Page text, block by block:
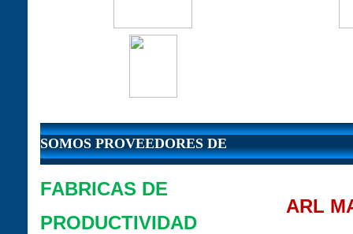
SOMOS PROVEEDORES DE
FABRICAS DE
PRODUCTIVIDAD
ARL